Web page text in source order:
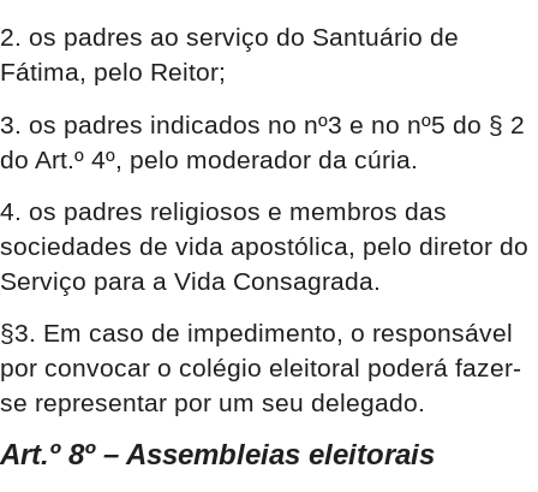
2. os padres ao serviço do Santuário de
Fátima, pelo Reitor;
3. os padres indicados no nº3 e no nº5 do § 2
do Art.º 4º, pelo moderador da cúria.
4. os padres religiosos e membros das
sociedades de vida apostólica, pelo diretor do
Serviço para a Vida Consagrada.
§3. Em caso de impedimento, o responsável
por convocar o colégio eleitoral poderá fazer-
se representar por um seu delegado.
Art.º 8º – Assembleias eleitorais